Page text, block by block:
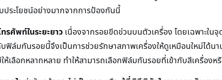
ประโยชน์อย่างมากจากการป้องกันนี้
รศัพท์ในระยะยาว เนื่องจากรอยขีดข่วนบนตัวเครื่อง โดยเฉพาะใ
ฟิล์มกันรอยนี้จึงเป็นการช่วยรักษาสภาพเครื่องให้ดูเหมือนใหม่ได้น
เลือกหลากหลาย ทำให้สามารถเลือกฟิล์มกันรอยที่เข้ากับสีเครื่องห